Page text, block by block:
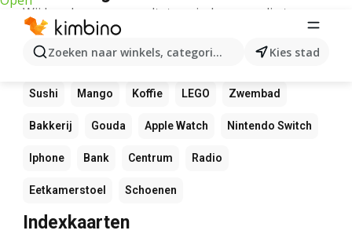
Zoeken naar winkels, categorieën, producten...
Kies stad
Wij konden geen resultaten vinden voor die term.
Andere favoriete producten
NOS Rekenmachine Pizza
Sushi Mango Koffie LEGO Zwembad
Bakkerij Gouda Apple Watch Nintendo Switch
Iphone Bank Centrum Radio
Eetkamerstoel Schoenen
Indexkaarten